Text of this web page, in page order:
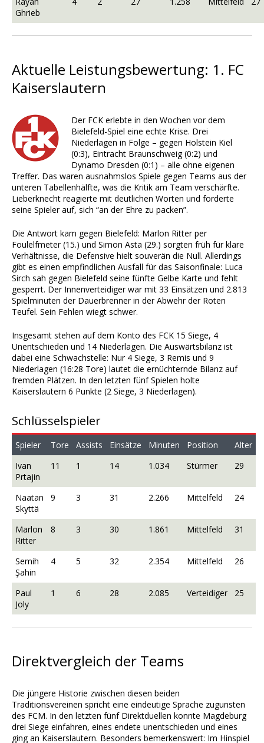
Ghrieb
Aktuelle Leistungsbewertung: 1. FC
Kaiserslautern
Der FCK erlebte in den Wochen vor dem
Bielefeld-Spiel eine echte Krise. Drei
Niederlagen in Folge – gegen Holstein Kiel
(0:3), Eintracht Braunschweig (0:2) und
Dynamo Dresden (0:1) – alle ohne eigenen
Treffer. Das waren ausnahmslos Spiele gegen Teams aus der
unteren Tabellenhälfte, was die Kritik am Team verschärfte.
Lieberknecht reagierte mit deutlichen Worten und forderte
seine Spieler auf, sich “an der Ehre zu packen”.
Die Antwort kam gegen Bielefeld: Marlon Ritter per
Foulelfmeter (15.) und Simon Asta (29.) sorgten früh für klare
Verhältnisse, die Defensive hielt souverän die Null. Allerdings
gibt es einen empfindlichen Ausfall für das Saisonfinale: Luca
Sirch sah gegen Bielefeld seine fünfte Gelbe Karte und fehlt
gesperrt. Der Innenverteidiger war mit 33 Einsätzen und 2.813
Spielminuten der Dauerbrenner in der Abwehr der Roten
Teufel. Sein Fehlen wiegt schwer.
Insgesamt stehen auf dem Konto des FCK 15 Siege, 4
Unentschieden und 14 Niederlagen. Die Auswärtsbilanz ist
dabei eine Schwachstelle: Nur 4 Siege, 3 Remis und 9
Niederlagen (16:28 Tore) lautet die ernüchternde Bilanz auf
fremden Plätzen. In den letzten fünf Spielen holte
Kaiserslautern 6 Punkte (2 Siege, 3 Niederlagen).
Schlüsselspieler
Spieler Tore Assists Einsätze Minuten Position
Alter
Ivan
Prtajin
11 1 14 1.034 Stürmer 29
Naatan
Skyttä
9 3 31 2.266 Mittelfeld 24
Marlon
Ritter
8 3 30 1.861 Mittelfeld 31
Semih
Şahin
4 5 32 2.354 Mittelfeld 26
Paul
Joly
1 6 28 2.085 Verteidiger 25
Direktvergleich der Teams
Die jüngere Historie zwischen diesen beiden
Traditionsvereinen spricht eine eindeutige Sprache zugunsten
des FCM. In den letzten fünf Direktduellen konnte Magdeburg
drei Siege einfahren, eines endete unentschieden und eines
ging an Kaiserslautern. Besonders bemerkenswert: Im Hinspiel